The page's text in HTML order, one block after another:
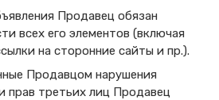
Продавец обязан
всех его элементов (включая
на сторонние сайты и пр.).
Продавцом нарушения
прав третьих лиц Продавец